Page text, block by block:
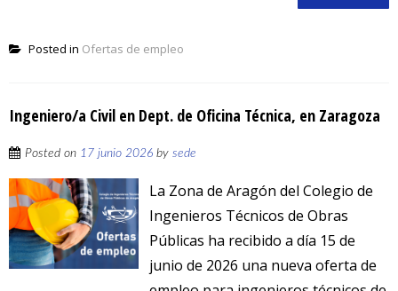
Posted in Ofertas de empleo
Ingeniero/a Civil en Dept. de Oficina Técnica, en Zaragoza
Posted on 17 junio 2026 by sede
La Zona de Aragón del Colegio de
Ingenieros Técnicos de Obras
Públicas ha recibido a día 15 de
junio de 2026 una nueva oferta de